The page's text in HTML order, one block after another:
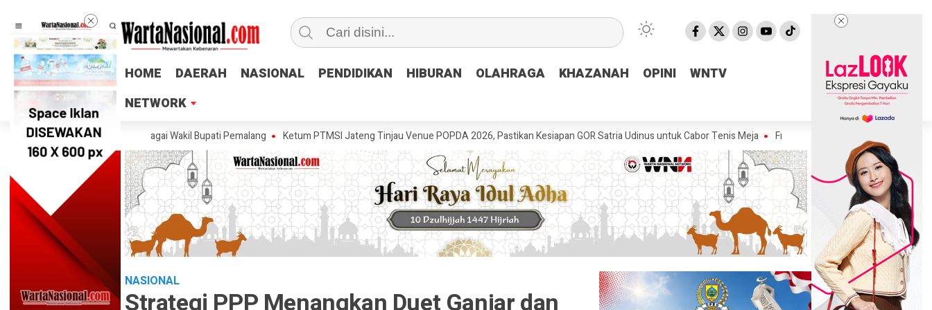
HOME DAERAH NASIONAL PENDIDIKAN HIBURAN OLAHRAGA KHAZANAH OPINI
WNTV
NETWORK
HOME DAERAH NASIONAL PENDIDIKAN HIBURAN OLAHRAGA KHAZANAH OPINI
WNTV
NETWORK
Tak Ingin Maju sebagai Wakil Bupati Pemalang Ketum PTMSI Jateng Tinjau Venue POPDA 2026, Pastikan Kesiapan GOR Satria Udinus untuk Cabor Tenis Meja Fraksi Golkar DPRD Pemalang Salurkan
NASIONAL
Strategi PPP Menangkan Duet Ganjar dan